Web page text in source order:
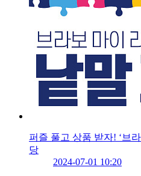
퍼즐 풀고 상품 받자! ‘브
당
2024-07-01 10:20